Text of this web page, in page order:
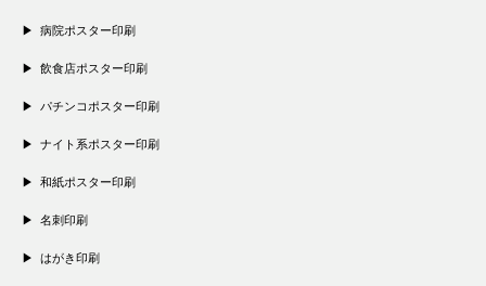
病院ポスター印刷
飲食店ポスター印刷
パチンコポスター印刷
ナイト系ポスター印刷
和紙ポスター印刷
名刺印刷
はがき印刷